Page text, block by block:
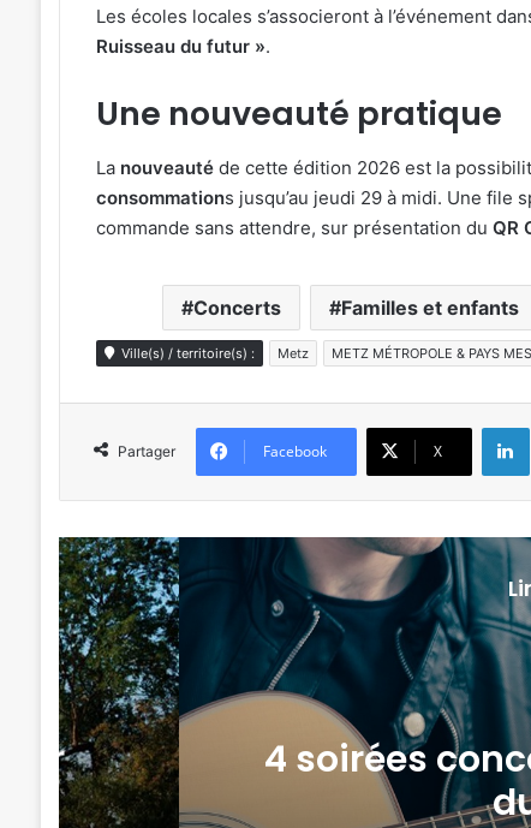
Les écoles locales s’associeront à l’événement
Ruisseau du futur ».
Une nouveauté pratique
La nouveauté de cette édition 2026 est la
consommations jusqu’au jeudi 29 à midi. Une file
commande sans attendre, sur présentation du QR
Concerts Familles et enfants
Ville(s) / territoire(s) : Metz METZ MÉTROPOLE & PAYS
Partager Facebook X
4 soirées
du